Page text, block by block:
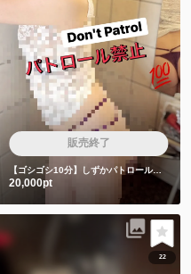
販売終了
【ゴシゴシ10分】しずかパトロール隊は絶対みちゃダメです🙅
20,000pt
22